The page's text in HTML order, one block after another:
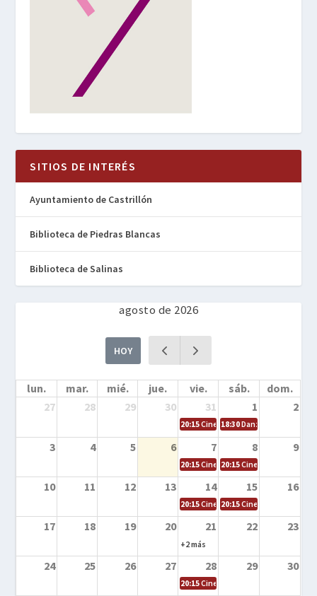
SITIOS DE INTERÉS
Ayuntamiento de Castrillón
Biblioteca de Piedras Blancas
Biblioteca de Salinas
agosto de 2026
HOY
lun. mar. mié. jue. vie. sáb.
dom.
27
28 29 30 31 1 2
20:15Cine en la calle – Cómo
18:30Danza – Cita en el
3 4 5 6 7 8 9
20:15Cine en la calle – El niño y la
20:15Cine en la calle –
10 11 12 13 14 15 16
20:15Cine en la calle – Tortugas
20:15Cine en la calle –
17 18 19 20 21 22 23
+2 más
24 25 26 27 28 29 30
20:15Cine en el calle – Tintín y el